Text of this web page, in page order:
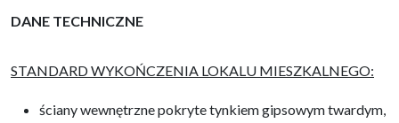
DANE TECHNICZNE
STANDARD WYKOŃCZENIA LOKALU MIESZKALNEGO:
ściany wewnętrzne pokryte tynkiem gipsowym twardym,